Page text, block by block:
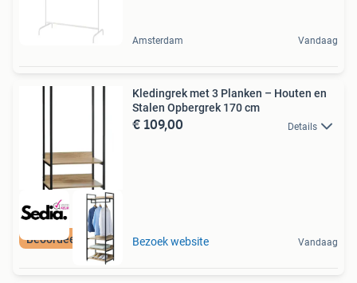
Amsterdam Vandaag
Beoordeeld met 9+
Kledingrek met 3 Planken – Houten en
Stalen Opbergrek 170 cm
€ 109,00 Details
Bezoek website Vandaag